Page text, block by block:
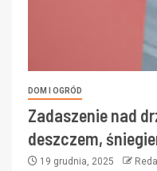
DOM I OGRÓD
Zadaszenie nad
deszczem,
19 grudnia, 2025